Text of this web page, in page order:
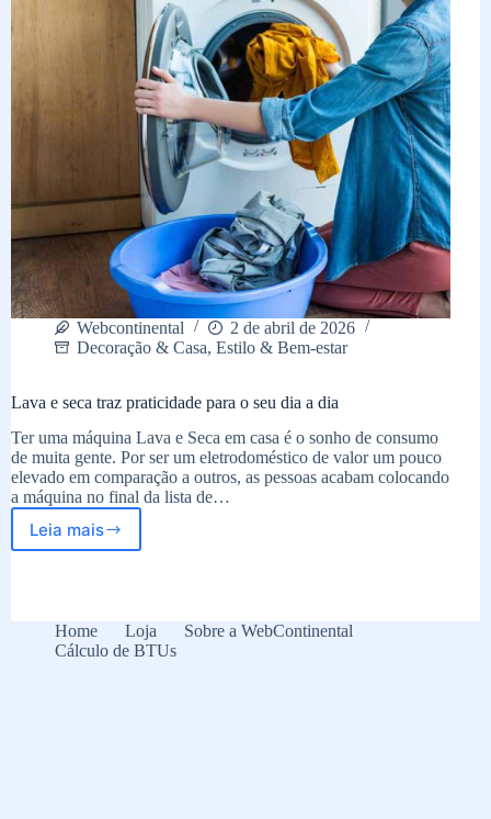
Webcontinental
2 de abril de 2026
Decoração & Casa, Estilo & Bem-estar
Lava e seca traz praticidade para o seu dia a dia
Ter uma máquina Lava e Seca em casa é o sonho de consumo
de muita gente. Por ser um eletrodoméstico de valor um pouco
elevado em comparação a outros, as pessoas acabam colocando
a máquina no final da lista de…
Leia mais
Lava
praticidade
para
o
Home Loja
Sobre a WebContinental
Cálculo de BTUs